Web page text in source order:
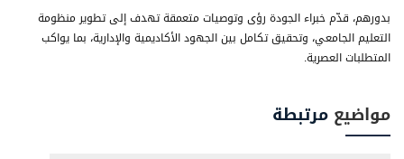
بدورهم، قدّم خبراء الجودة رؤى وتوصيات متعمقة تهدف إلى تطوير منظومة
التعليم الجامعي، وتحقيق تكامل بين الجهود الأكاديمية والإدارية، بما يواكب
المتطلبات العصرية.
مواضيع مرتبطة